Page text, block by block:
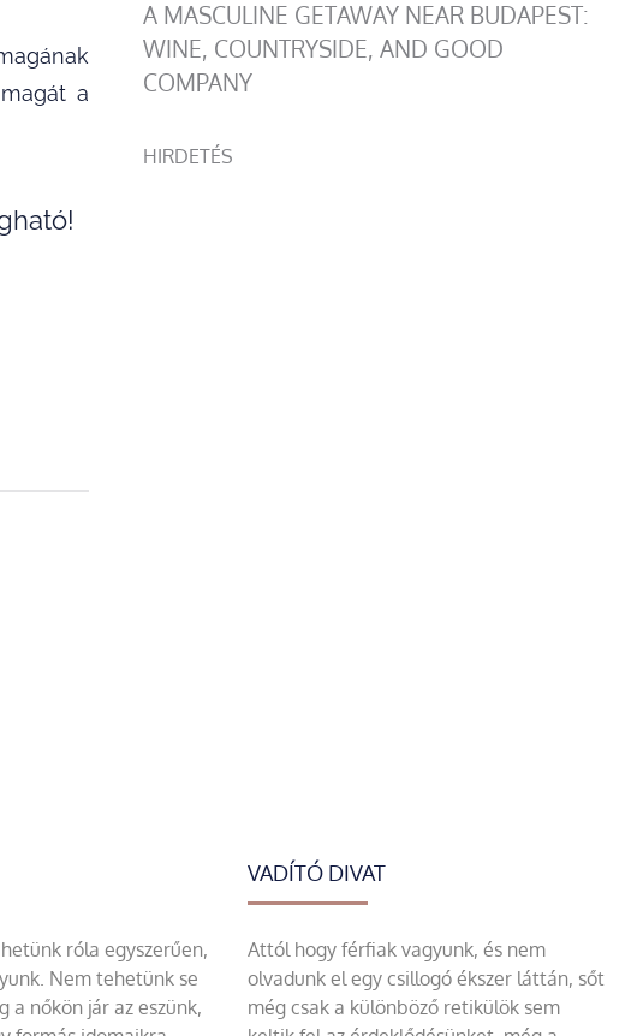
a
A MASCULINE GETAWAY NEAR BUDAPEST:
WINE, COUNTRYSIDE, AND GOOD
COMPANY
HIRDETÉS
róla egyszerűen,
Nem tehetünk se
a nőkön jár az eszünk,
VADÍTÓ DIVAT
Attól hogy férfiak vagyunk, és nem
olvadunk el egy csillogó ékszer láttán, sőt
még csak a különböző retikülök sem